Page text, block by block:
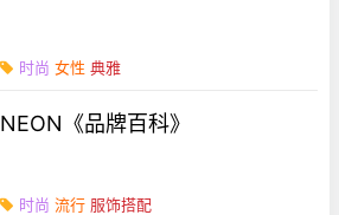
时尚 女性 典雅
NEON《品牌百科》
时尚 流行 服饰搭配